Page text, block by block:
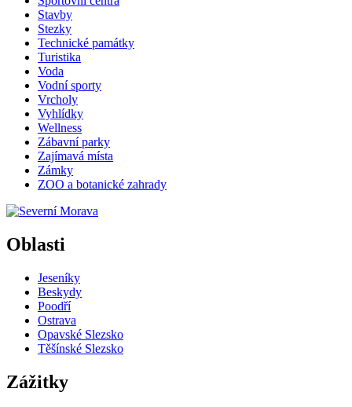
Stavby
Stezky
Technické památky
Turistika
Voda
Vodní sporty
Vrcholy
Vyhlídky
Wellness
Zábavní parky
Zajímavá místa
Zámky
ZOO a botanické zahrady
Oblasti
Jeseníky
Beskydy
Poodří
Ostrava
Opavské Slezsko
Těšínské Slezsko
Zážitky